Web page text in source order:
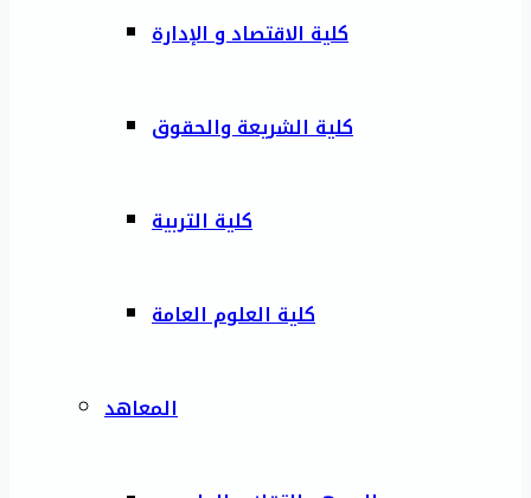
كلية الاقتصاد و الإدارة
كلية الشريعة والحقوق
كلية التربية
كلية العلوم العامة
المعاهد